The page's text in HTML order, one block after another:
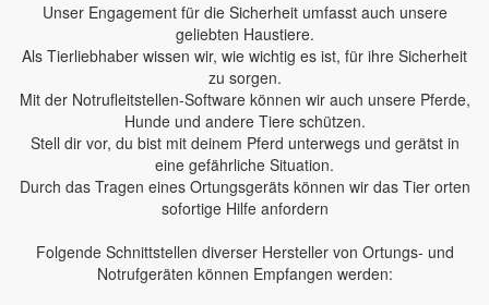
Unser Engagement für die Sicherheit umfasst auch unsere
geliebten Haustiere.
Als Tierliebhaber wissen wir, wie wichtig es ist, für ihre Sicherheit
zu sorgen.
Mit der Notrufleitstellen-Software können wir auch unsere Pferde,
Hunde und andere Tiere schützen.
Stell dir vor, du bist mit deinem Pferd unterwegs und gerätst in
eine gefährliche Situation.
Durch das Tragen eines Ortungsgeräts können wir das Tier orten
sofortige Hilfe anfordern
Folgende Schnittstellen diverser Hersteller von Ortungs- und
Notrufgeräten können Empfangen werden: